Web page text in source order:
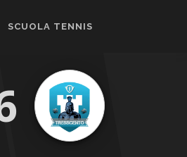
SCUOLA TENNIS